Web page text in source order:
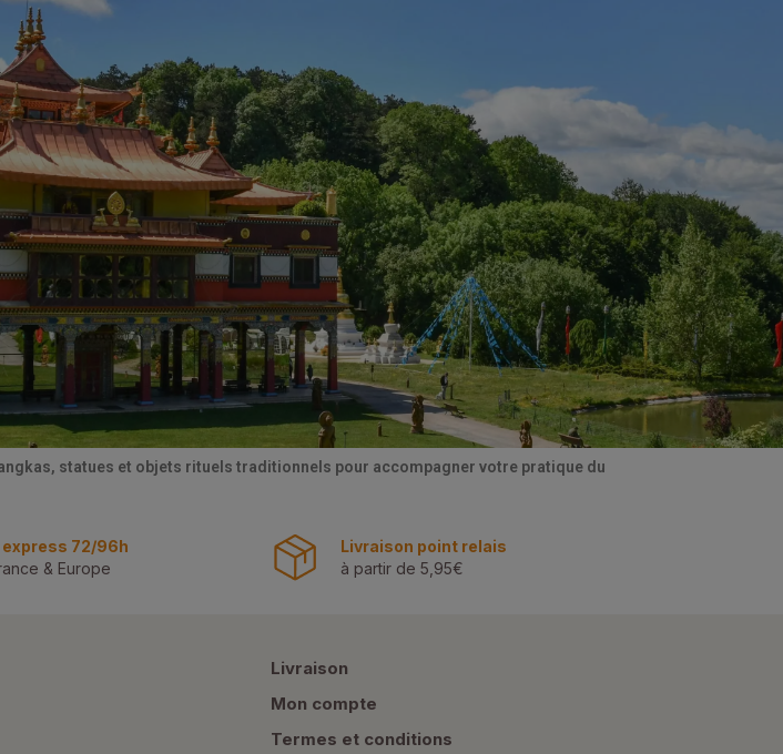
statues et objets rituels traditionnels pour accompagner votre pratique du
72/96h
& Europe
Livraison point relais
à partir de 5,95€
Livraison
Mon compte
Termes et conditions